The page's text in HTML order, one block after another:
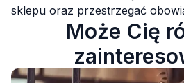
sklepu oraz przestrzegać
Może Cię